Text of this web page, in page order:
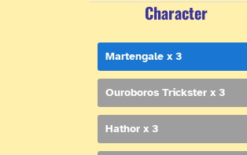
Character
Martengale x 3
Ouroboros Trickster x 3
Hathor x 3